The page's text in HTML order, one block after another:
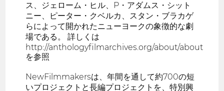
ス、ジェローム・ヒル、P・アダムス・シット
ニー、ピーター・クベルカ、スタン・ブラカゲ
らによって開かれたニューヨークの象徴的な劇
場である。 詳しくは
http://anthologyfilmarchives.org/about/about
を参照
NewFilmmakersは、年間を通して約700の短
いプロジェクトと長編プロジェクトを、特別興